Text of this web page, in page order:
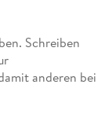
Schreiben
anderen bei